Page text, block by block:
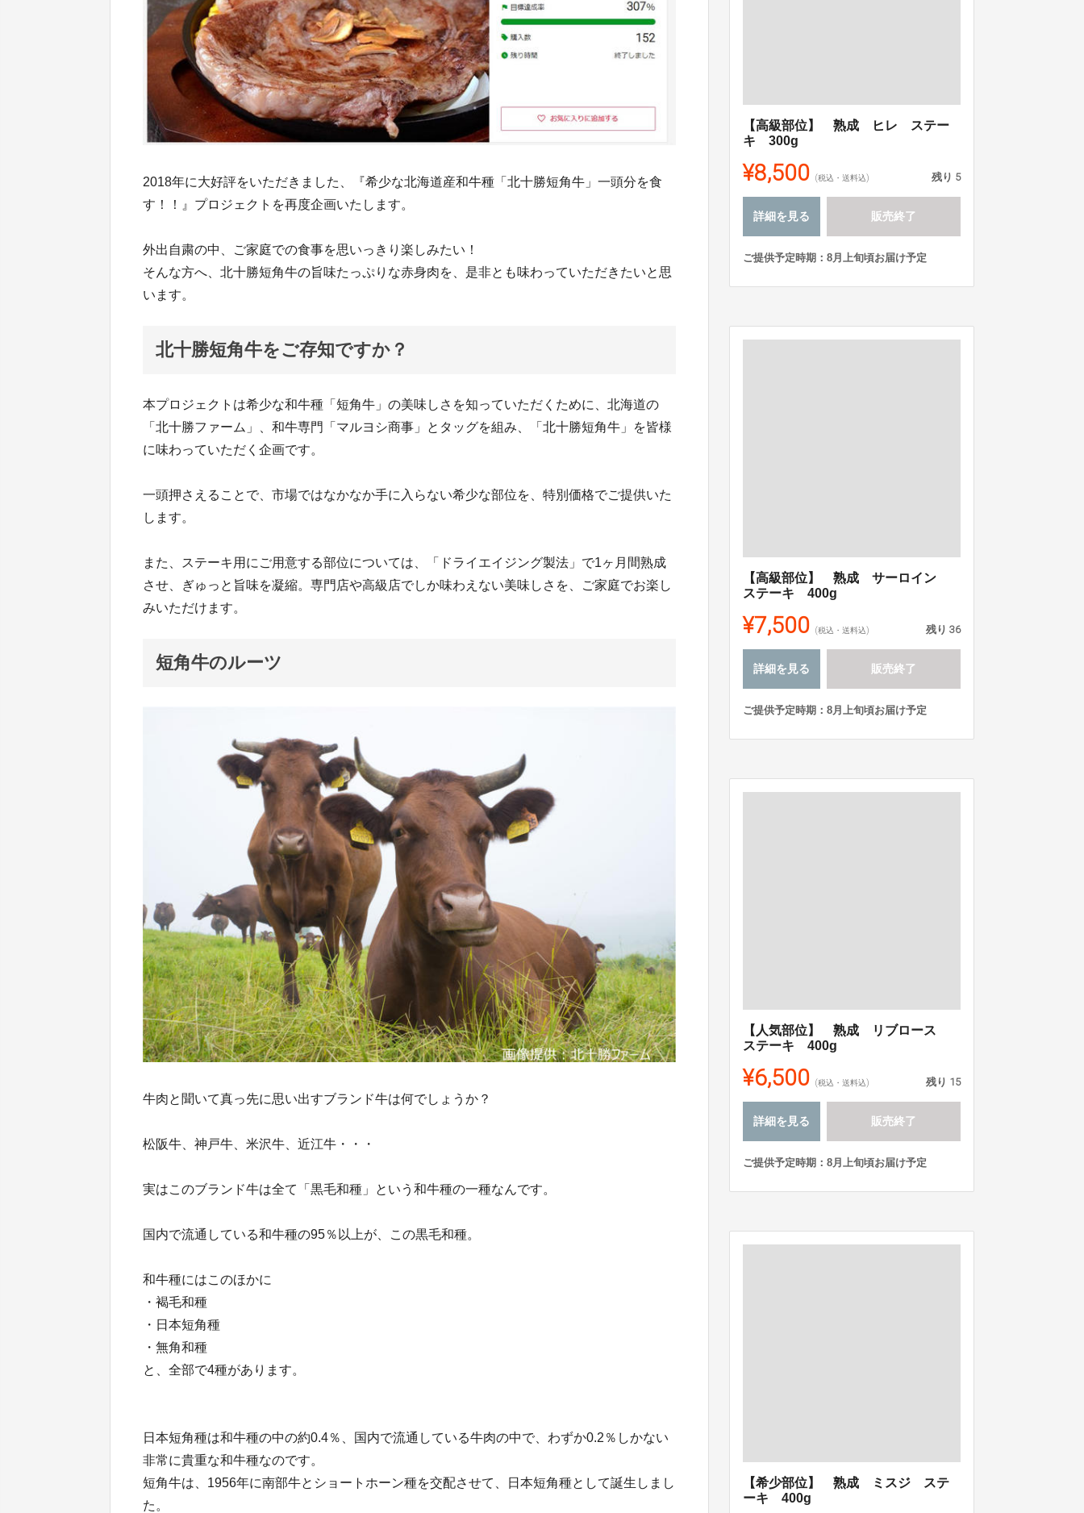
2018年に大好評をいただきました、『希少な北海道産和牛種「北十勝短角牛」一頭分を食
す！！』プロジェクトを再度企画いたします。
外出自粛の中、ご家庭での食事を思いっきり楽しみたい！
そんな方へ、北十勝短角牛の旨味たっぷりな赤身肉を、是非とも味わっていただきたいと思
います。
北十勝短角牛をご存知ですか？
本プロジェクトは希少な和牛種「短角牛」の美味しさを知っていただくために、北海道の
「北十勝ファーム」、和牛専門「マルヨシ商事」とタッグを組み、「北十勝短角牛」を皆様
に味わっていただく企画です。
一頭押さえることで、市場ではなかなか手に入らない希少な部位を、特別価格でご提供いた
します。
また、ステーキ用にご用意する部位については、「ドライエイジング製法」で1ヶ月間熟成
させ、ぎゅっと旨味を凝縮。専門店や高級店でしか味わえない美味しさを、ご家庭でお楽し
みいただけます。
短角牛のルーツ
牛肉と聞いて真っ先に思い出すブランド牛は何でしょうか？
松阪牛、神戸牛、米沢牛、近江牛・・・
実はこのブランド牛は全て「黒毛和種」という和牛種の一種なんです。
国内で流通している和牛種の95％以上が、この黒毛和種。
和牛種にはこのほかに
・褐毛和種
・日本短角種
・無角和種
と、全部で4種があります。
日本短角種は和牛種の中の約0.4％、国内で流通している牛肉の中で、わずか0.2％しかない
非常に貴重な和牛種なのです。
短角牛は、1956年に南部牛とショートホーン種を交配させて、日本短角種として誕生しまし
た。
【高級部位】 熟成 ヒレ ステー
キ 300g
¥8,500 (税込・送料込) 残り 5
詳細を見る 販売終了
ご提供予定時期：8月上旬頃お届け予定
【高級部位】 熟成 サーロイン
ステーキ 400g
¥7,500 (税込・送料込) 残り 36
詳細を見る 販売終了
ご提供予定時期：8月上旬頃お届け予定
【人気部位】 熟成 リブロース
ステーキ 400g
¥6,500 (税込・送料込) 残り 15
詳細を見る 販売終了
ご提供予定時期：8月上旬頃お届け予定
【希少部位】 熟成 ミスジ ステ
ーキ 400g